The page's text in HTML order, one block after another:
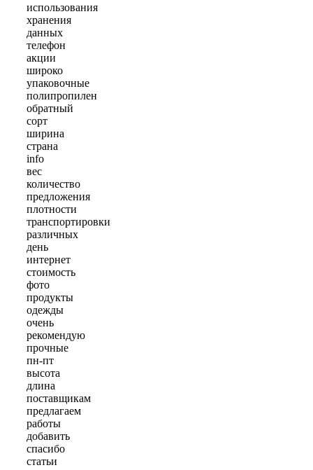
использования
хранения
данных
телефон
акции
широко
упаковочные
полипропилен
обратный
сорт
ширина
страна
info
вес
количество
предложения
плотности
транспортировки
различных
день
интернет
стоимость
фото
продукты
одежды
очень
рекомендую
прочные
пн-пт
высота
длина
поставщикам
предлагаем
работы
добавить
спасибо
статьи